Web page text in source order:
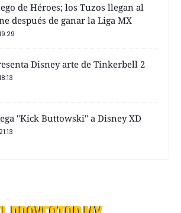
de Héroes; los Tuzos llegan al
después de ganar la Liga MX
Disney arte de Tinkerbell 2
"Kick Buttowski" a Disney XD
21:13